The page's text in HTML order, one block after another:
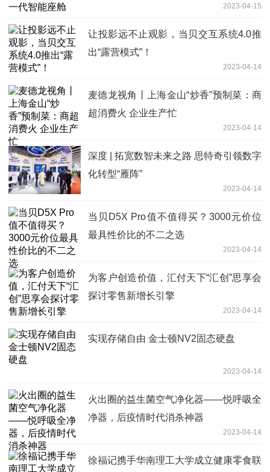
2023-04-15
让投影远不止观影，当贝交互系统4.0推
出“露营模式”！
2023-04-14
麦德龙视角丨上海金山“炒香”预制菜：商
超消费火 企业生产忙
2023-04-14
深度 | 拓宽数智未来之路 思特奇引领数字
化转型“雁阵”
2023-04-14
当贝D5X Pro值不值得买？3000元价位
最具性价比的不二之选
2023-04-14
为客户创造价值，汇付天下“汇创”思享会
探讨零售新增长引擎
2023-04-14
实现存储自由 金士顿NV2固态硬盘
2023-04-14
火出圈的益生菌空气净化器——悦呼吸全
净器，后疫情时代消杀神器
2023-04-14
徐福记携手华南理工大学成立健康零食联